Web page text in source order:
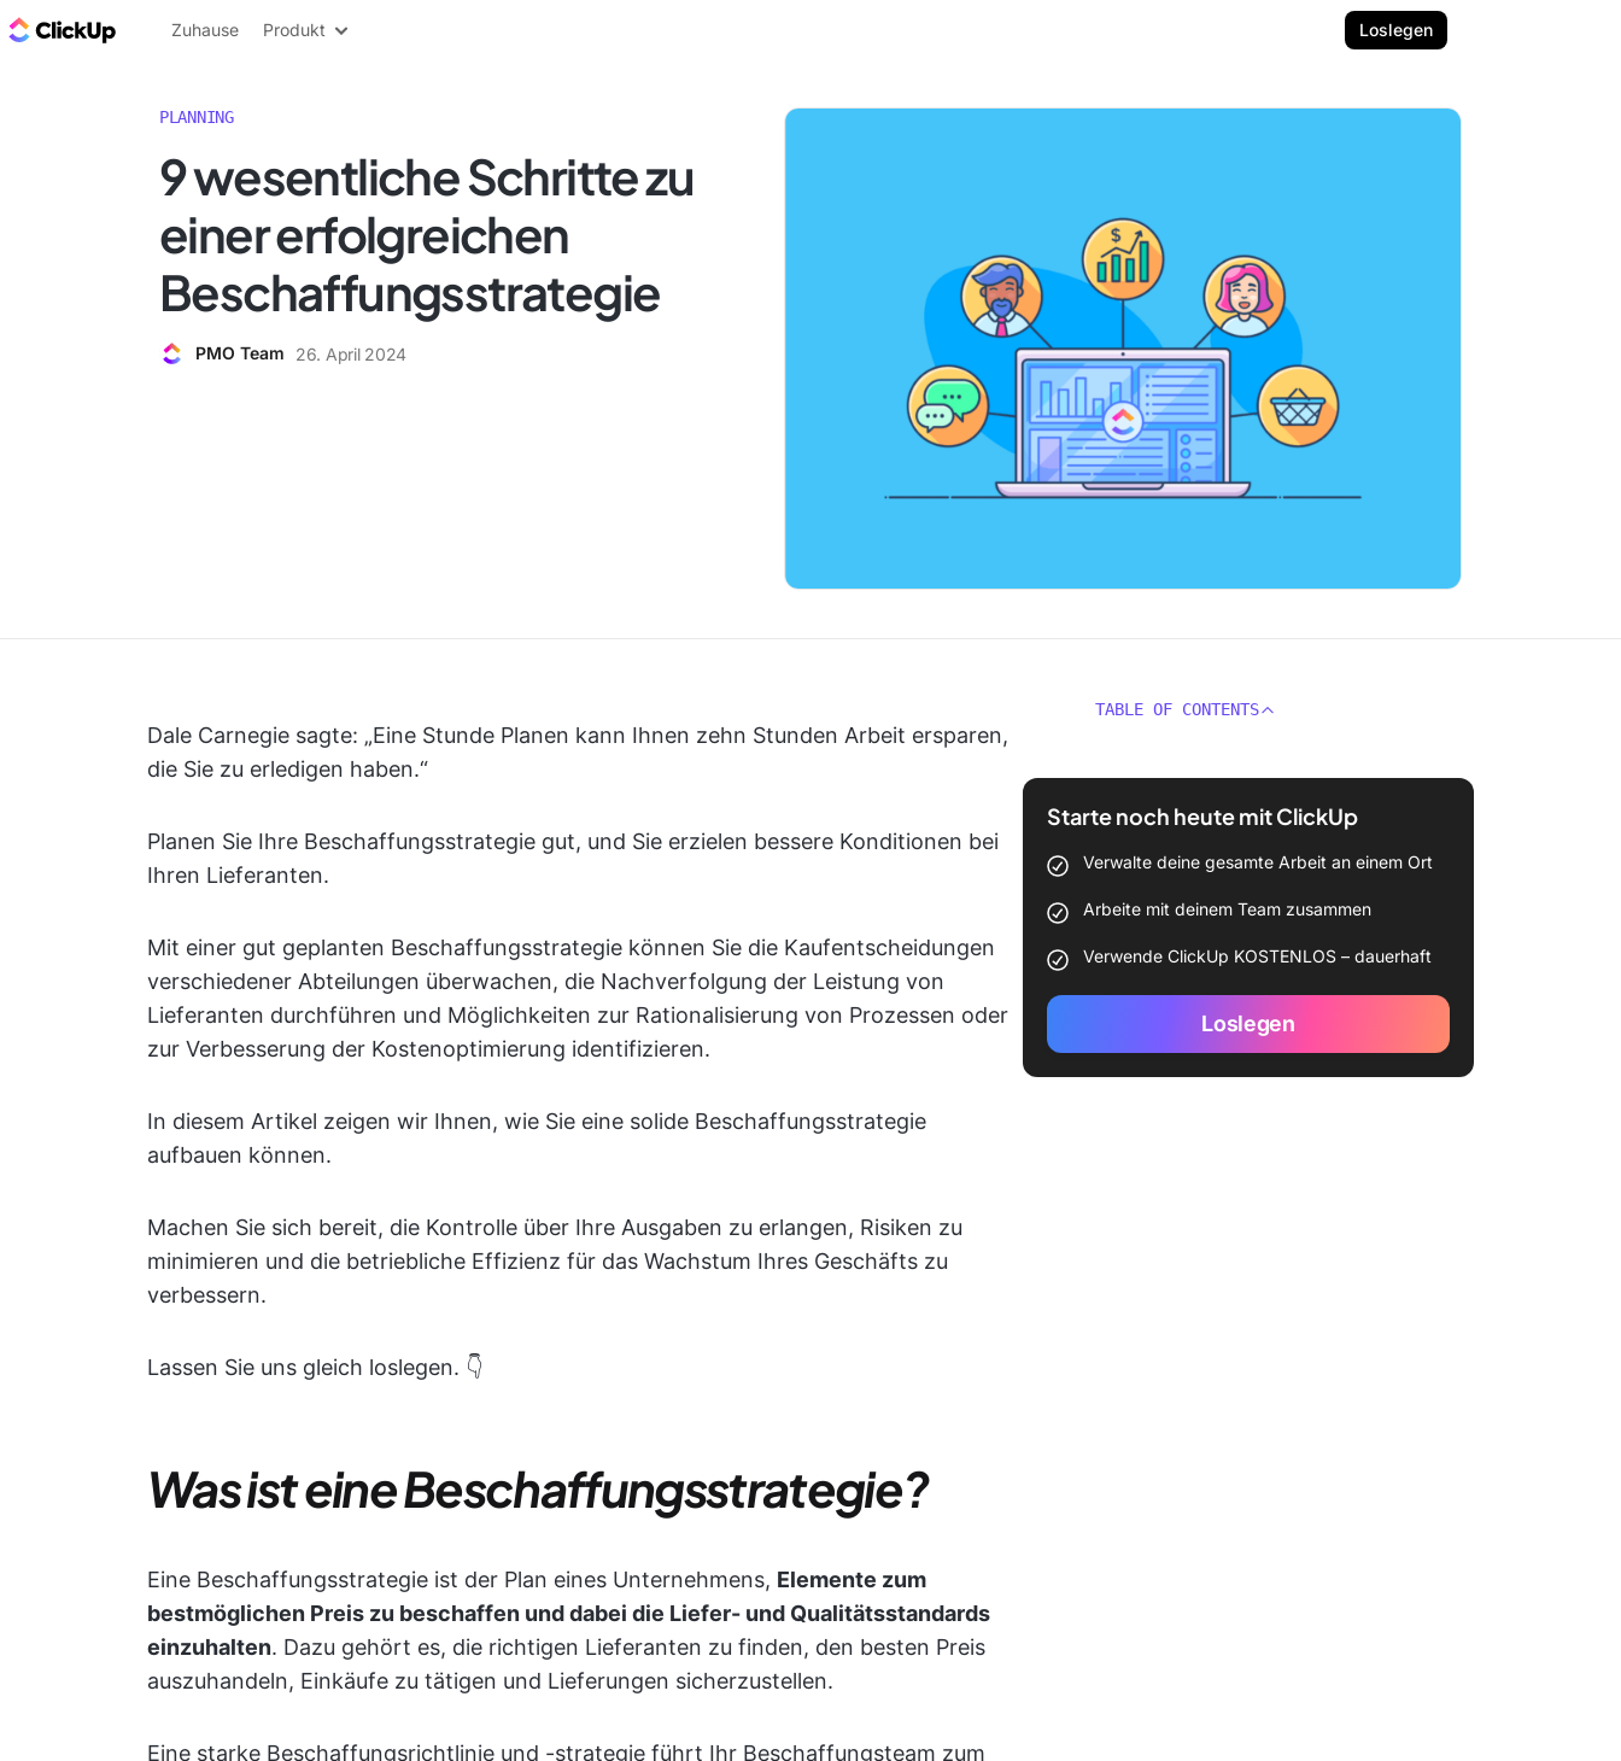
ClickUp Blog
Zuhause Produkt Loslegen
PLANNING
9 wesentliche Schritte zu
einer erfolgreichen
Beschaffungsstrategie
PMO Team 26. April 2024
Dale Carnegie sagte: „Eine Stunde Planen kann Ihnen zehn Stunden Arbeit ersparen,
die Sie zu erledigen haben.“
Planen Sie Ihre Beschaffungsstrategie gut, und Sie erzielen bessere Konditionen bei
Ihren Lieferanten.
Mit einer gut geplanten Beschaffungsstrategie können Sie die Kaufentscheidungen
verschiedener Abteilungen überwachen, die Nachverfolgung der Leistung von
Lieferanten durchführen und Möglichkeiten zur Rationalisierung von Prozessen oder
zur Verbesserung der Kostenoptimierung identifizieren.
In diesem Artikel zeigen wir Ihnen, wie Sie eine solide Beschaffungsstrategie
aufbauen können.
Machen Sie sich bereit, die Kontrolle über Ihre Ausgaben zu erlangen, Risiken zu
minimieren und die betriebliche Effizienz für das Wachstum Ihres Geschäfts zu
verbessern.
Lassen Sie uns gleich loslegen. 👇
Was ist eine Beschaffungsstrategie?
Eine Beschaffungsstrategie ist der Plan eines Unternehmens, Elemente zum
bestmöglichen Preis zu beschaffen und dabei die Liefer- und Qualitätsstandards
einzuhalten. Dazu gehört es, die richtigen Lieferanten zu finden, den besten Preis
auszuhandeln, Einkäufe zu tätigen und Lieferungen sicherzustellen.
Eine starke Beschaffungsrichtlinie und -strategie führt Ihr Beschaffungsteam zum
TABLE OF CONTENTS
Starte noch heute mit ClickUp
Verwalte deine gesamte Arbeit an einem Ort
Arbeite mit deinem Team zusammen
Verwende ClickUp KOSTENLOS – dauerhaft
Loslegen